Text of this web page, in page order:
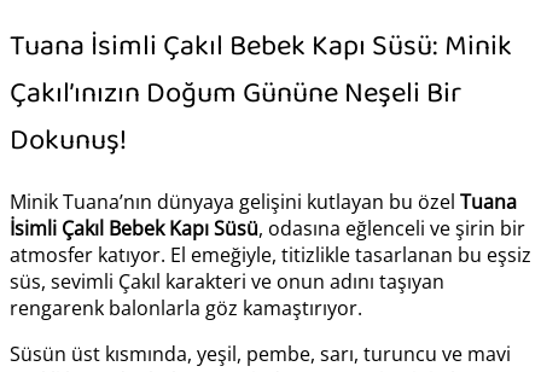
Tuana İsimli Çakıl Bebek Kapı Süsü: Minik
Çakıl’ınızın Doğum Gününe Neşeli Bir
Dokunuş!
Minik Tuana’nın dünyaya gelişini kutlayan bu özel Tuana
İsimli Çakıl Bebek Kapı Süsü, odasına eğlenceli ve şirin bir
atmosfer katıyor. El emeğiyle, titizlikle tasarlanan bu eşsiz
süs, sevimli Çakıl karakteri ve onun adını taşıyan
rengarenk balonlarla göz kamaştırıyor.
Süsün üst kısmında, yeşil, pembe, sarı, turuncu ve mavi